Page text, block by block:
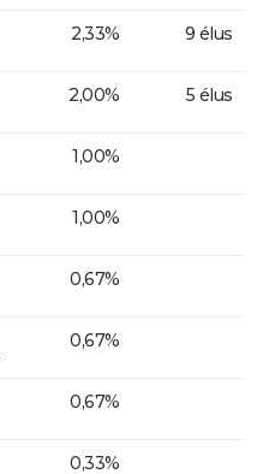
2,33% 9 élus
2,00% 5 élus
1,00%
1,00%
0,67%
0,67%
0,67%
0,33%